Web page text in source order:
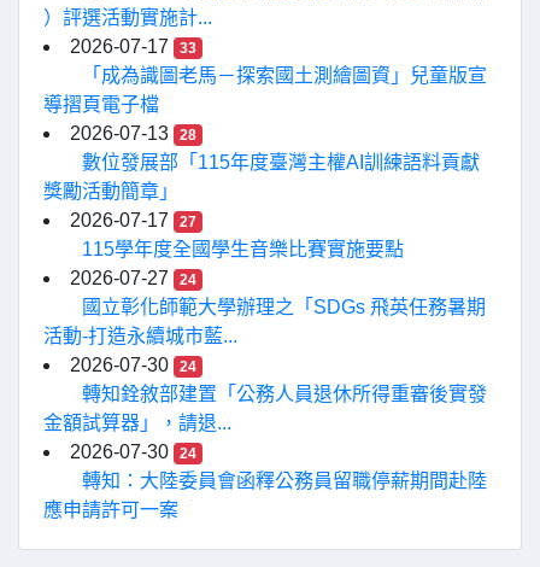
）評選活動實施計...
2026-07-17
33
「成為識圖老馬－探索國土測繪圖資」兒童版宣
導摺頁電子檔
2026-07-13
28
數位發展部「115年度臺灣主權AI訓練語料貢獻
獎勵活動簡章」
2026-07-17
27
115學年度全國學生音樂比賽實施要點
2026-07-27
24
國立彰化師範大學辦理之「SDGs 飛英任務暑期
活動-打造永續城市藍...
2026-07-30
24
轉知銓敘部建置「公務人員退休所得重審後實發
金額試算器」，請退...
2026-07-30
24
轉知：大陸委員會函釋公務員留職停薪期間赴陸
應申請許可一案